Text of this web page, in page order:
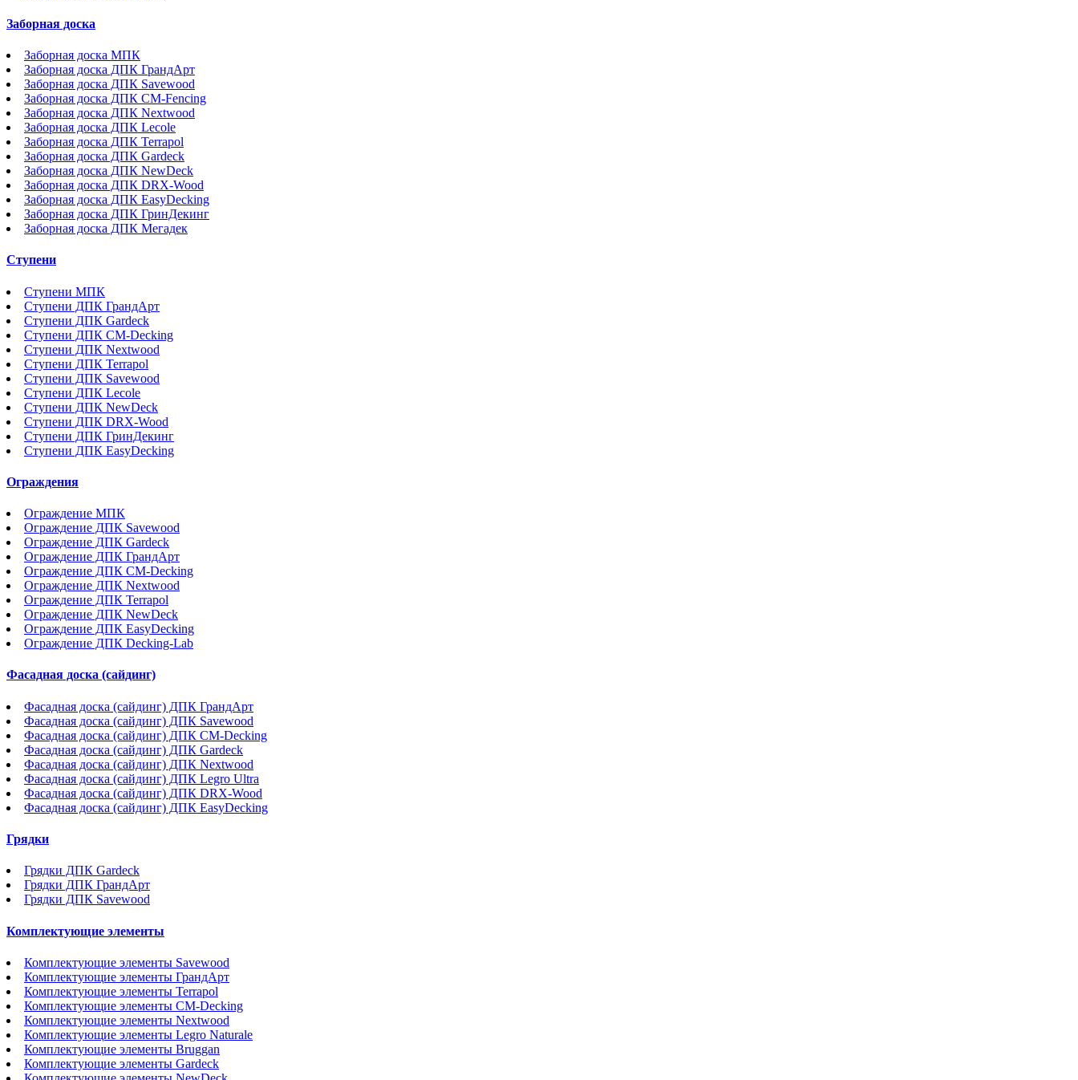
Заборная доска
Заборная доска МПК
Заборная доска ДПК ГрандАрт
Заборная доска ДПК Savewood
Заборная доска ДПК CM-Fencing
Заборная доска ДПК Nextwood
Заборная доска ДПК Lecole
Заборная доска ДПК Terrapol
Заборная доска ДПК Gardeck
Заборная доска ДПК NewDeck
Заборная доска ДПК DRX-Wood
Заборная доска ДПК EasyDecking
Заборная доска ДПК ГринДекинг
Заборная доска ДПК Мегадек
Ступени
Ступени МПК
Ступени ДПК ГрандАрт
Ступени ДПК Gardeck
Ступени ДПК CM-Decking
Ступени ДПК Nextwood
Ступени ДПК Terrapol
Ступени ДПК Savewood
Ступени ДПК Lecole
Ступени ДПК NewDeck
Ступени ДПК DRX-Wood
Ступени ДПК ГринДекинг
Ступени ДПК EasyDecking
Ограждения
Ограждение МПК
Ограждение ДПК Savewood
Ограждение ДПК Gardeck
Ограждение ДПК ГрандАрт
Ограждение ДПК CM-Decking
Ограждение ДПК Nextwood
Ограждение ДПК Terrapol
Ограждение ДПК NewDeck
Ограждение ДПК EasyDecking
Ограждение ДПК Decking-Lab
Фасадная доска (сайдинг)
Фасадная доска (сайдинг) ДПК ГрандАрт
Фасадная доска (сайдинг) ДПК Savewood
Фасадная доска (сайдинг) ДПК CM-Decking
Фасадная доска (сайдинг) ДПК Gardeck
Фасадная доска (сайдинг) ДПК Nextwood
Фасадная доска (сайдинг) ДПК Legro Ultra
Фасадная доска (сайдинг) ДПК DRX-Wood
Фасадная доска (сайдинг) ДПК EasyDecking
Грядки
Грядки ДПК Gardeck
Грядки ДПК ГрандАрт
Грядки ДПК Savewood
Комплектующие элементы
Комплектующие элементы Savewood
Комплектующие элементы ГрандАрт
Комплектующие элементы Terrapol
Комплектующие элементы CM-Decking
Комплектующие элементы Nextwood
Комплектующие элементы Legro Naturale
Комплектующие элементы Bruggan
Комплектующие элементы Gardeck